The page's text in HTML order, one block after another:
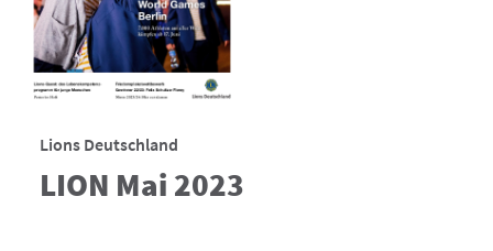
Lions Deutschland
LION Mai 2023